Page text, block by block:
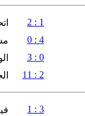
1 : 2
4 : 0
0 : 3
2 : 11
3 : 1